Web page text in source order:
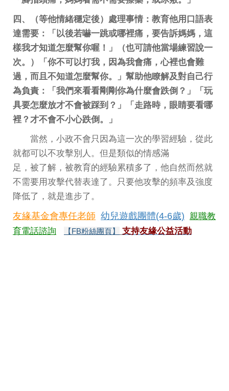
四、（等他情緒穩定後）處理事情：教育他用口語表
達需要：「以後若嚇一跳或哪裡痛，要告訴媽媽，這
樣我才知道怎麼幫你喔！」（也可請他當場練習說一
次。）「你不可以打我，因為我會痛，心裡也會難
過，而且不知道怎麼幫你。」幫助他瞭解及對自己行
為負責：「我們來看看剛剛你為什麼會跌倒？」「玩
具要怎麼放才不會被踩到？」「走路時，眼睛要看哪
裡？才不會不小心跌倒。」
當然，小政不會只因為這一次的學習經驗，從此
就都可以不攻擊別人。但是類似的情感滿
足，被了解，被教育的經驗累積多了，他自然而然就
不需要用攻擊代替表達了。只要他攻擊的頻率及強度
降低了，就是進步了。
友緣基金會專任老師 幼兒遊戲團體(4-6歲) 親職教
育電話諮詢
【FB粉絲團頁】 支持友緣公益活動